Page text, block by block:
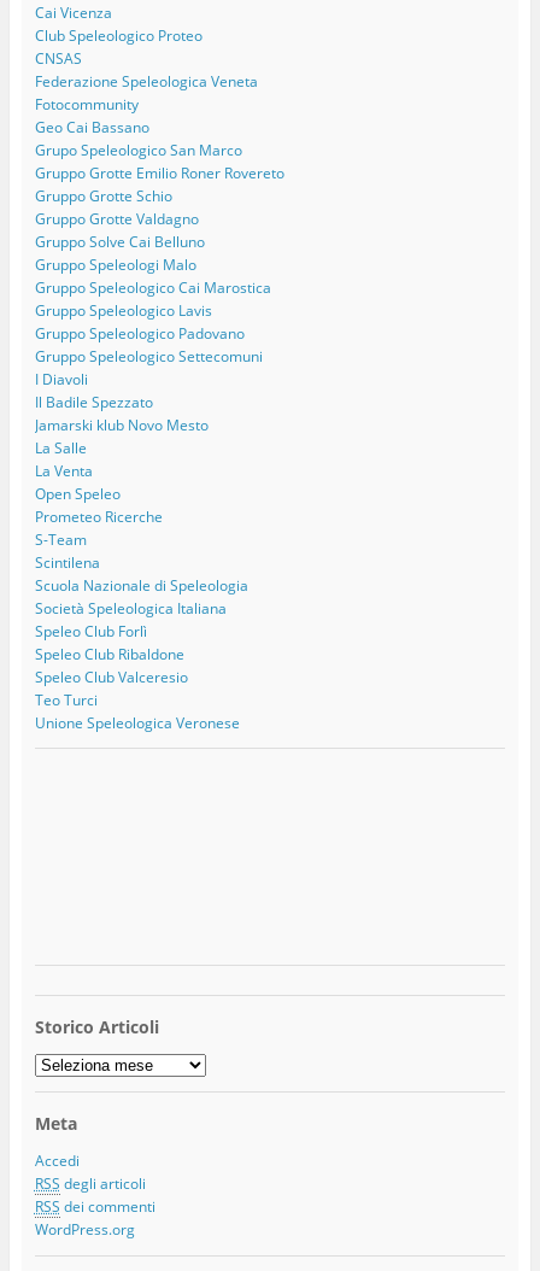
Cai Vicenza
Club Speleologico Proteo
CNSAS
Federazione Speleologica Veneta
Fotocommunity
Geo Cai Bassano
Grupo Speleologico San Marco
Gruppo Grotte Emilio Roner Rovereto
Gruppo Grotte Schio
Gruppo Grotte Valdagno
Gruppo Solve Cai Belluno
Gruppo Speleologi Malo
Gruppo Speleologico Cai Marostica
Gruppo Speleologico Lavis
Gruppo Speleologico Padovano
Gruppo Speleologico Settecomuni
I Diavoli
Il Badile Spezzato
Jamarski klub Novo Mesto
La Salle
La Venta
Open Speleo
Prometeo Ricerche
S-Team
Scintilena
Scuola Nazionale di Speleologia
Società Speleologica Italiana
Speleo Club Forlì
Speleo Club Ribaldone
Speleo Club Valceresio
Teo Turci
Unione Speleologica Veronese
Storico Articoli
Storico
Articoli
Meta
Accedi
RSS degli articoli
RSS dei commenti
WordPress.org